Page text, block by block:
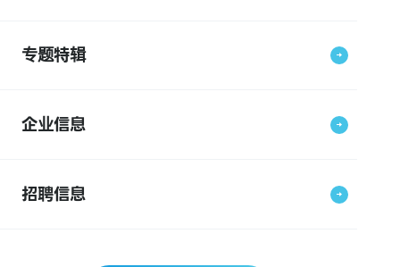
专题特辑
企业信息
招聘信息